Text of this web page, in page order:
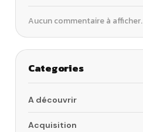
Aucun commentaire à afficher.
Categories
A découvrir
Acquisition